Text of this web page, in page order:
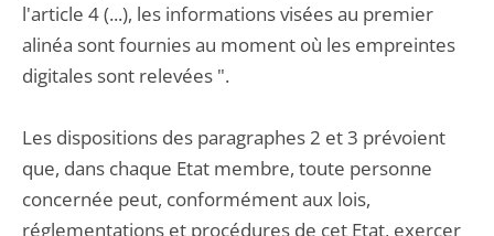
l'article 4 (...), les informations visées au premier
alinéa sont fournies au moment où les empreintes
digitales sont relevées ".
Les dispositions des paragraphes 2 et 3 prévoient
que, dans chaque Etat membre, toute personne
concernée peut, conformément aux lois,
réglementations et procédures de cet Etat, exercer